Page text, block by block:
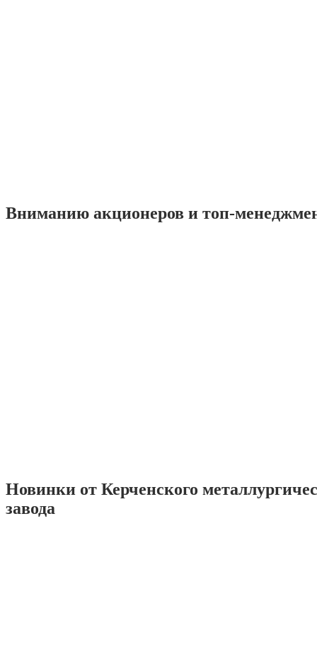
Вниманию акционеров и топ-
Новинки от Керченского
завода